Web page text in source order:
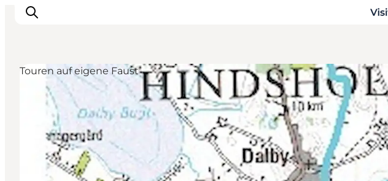
Inspiration
Regionen
Erlebnisse
Unterkünfte
Reiseplanung
Touren auf eigene Faust